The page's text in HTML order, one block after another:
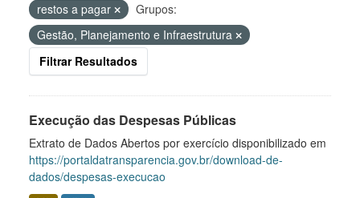
restos a pagar
Grupos:
Gestão, Planejamento e Infraestrutura
Filtrar Resultados
Execução das Despesas Públicas
Extrato de Dados Abertos por exercício disponibilizado em
https://portaldatransparencia.gov.br/download-de-
dados/despesas-execucao